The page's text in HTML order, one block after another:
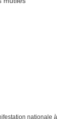
nationale à